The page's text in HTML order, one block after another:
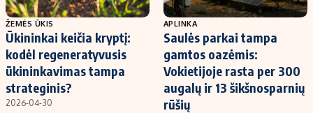
ŽEMĖS ŪKIS
Ūkininkai keičia kryptį:
kodėl regeneratyvusis
ūkininkavimas tampa
strateginis?
2026-04-30
APLINKA
Saulės parkai tampa
gamtos oazėmis:
Vokietijoje rasta per 300
augalų ir 13 šikšnosparnių
rūšių